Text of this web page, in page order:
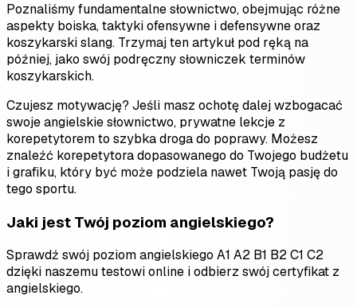
Poznaliśmy fundamentalne słownictwo, obejmując różne
aspekty boiska, taktyki ofensywne i defensywne oraz
koszykarski slang. Trzymaj ten artykuł pod ręką na
później, jako swój podręczny słowniczek terminów
koszykarskich.
Czujesz motywację? Jeśli masz ochotę dalej wzbogacać
swoje angielskie słownictwo, prywatne lekcje z
korepetytorem to szybka droga do poprawy. Możesz
znaleźć korepetytora dopasowanego do Twojego budżetu
i grafiku, który być może podziela nawet Twoją pasję do
tego sportu.
Jaki jest Twój poziom angielskiego?
Sprawdź swój poziom angielskiego A1 A2 B1 B2 C1 C2
dzięki naszemu testowi online i odbierz swój certyfikat z
angielskiego.